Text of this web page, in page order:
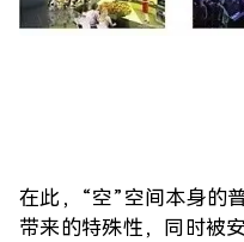
在此，“空”空间本身的
带来的特殊性，同时被